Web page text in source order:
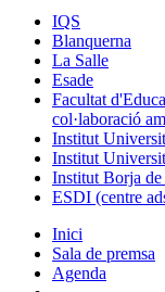
IQS
Blanquerna
La Salle
Esade
Facultat
col·laboració
Institut
Institut
Institut Borja
ESDI (centre
Inici
Sala de premsa
Agenda